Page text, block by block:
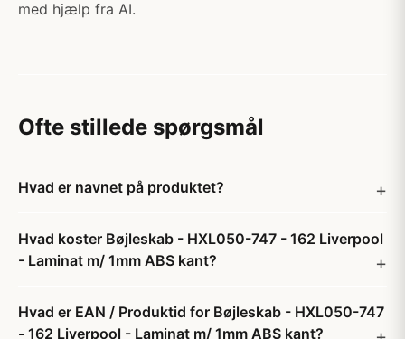
med hjælp fra AI.
Ofte stillede spørgsmål
Hvad er navnet på produktet?
Hvad koster Bøjleskab - HXL050-747 - 162 Liverpool
- Laminat m/ 1mm ABS kant?
Hvad er EAN / Produktid for Bøjleskab - HXL050-747
- 162 Liverpool - Laminat m/ 1mm ABS kant?